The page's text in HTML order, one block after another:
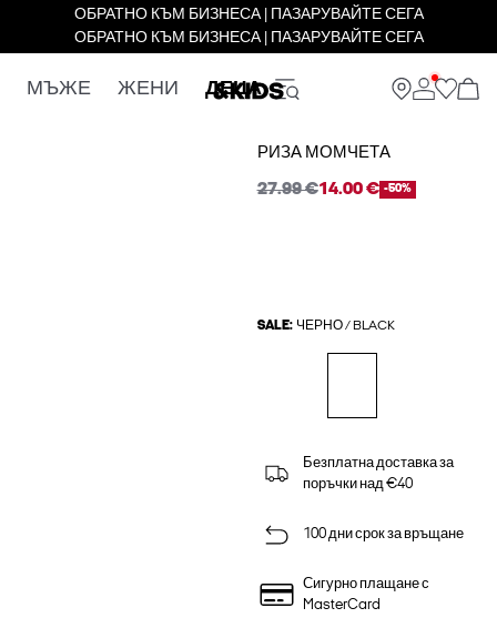
ОБРАТНО КЪМ БИЗНЕСА | ПАЗАРУВАЙТЕ СЕГА
ОБРАТНО КЪМ БИЗНЕСА | ПАЗАРУВАЙТЕ СЕГА
МЪЖЕ ЖЕНИ ДЕЦА
РИЗА МОМЧЕТА
27.99 €14.00 € -50%
SALE: ЧЕРНО / BLACK
Безплатна доставка за
поръчки над €40
100 дни срок за връщане
Сигурно плащане с
MasterCard